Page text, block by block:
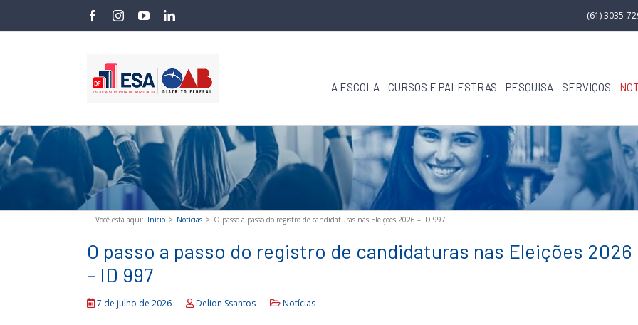
content
facebookinstagram
youtubelinkedin (61) 3035-
A ESCOLA CURSOS E PALESTRAS PESQUISA SERVIÇOS
Você está aqui: Início > Notícias > O passo a passo do registro de candidaturas nas Eleições 2026 – ID 997
O passo a passo do registro de candidaturas nas Eleições 2026
– ID 997
7 de julho de 2026 Delion Ssantos Notícias